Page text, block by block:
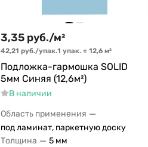
3,35 руб./м²
42,21 руб./упак.1 упак.= 12,6 м²
Подложка-гармошка SOLID
5мм Синяя (12,6м²)
В наличии
Область применения —
под ламинат, паркетную доску
Толщина — 5 мм